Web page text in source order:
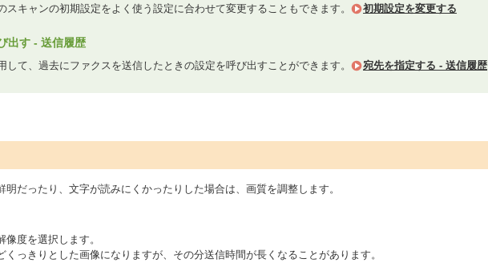
スキャンの初期設定をよく使う設定に合わせて変更することもできます。 初期設定を変更する
出す - 送信履歴
して、過去にファクスを送信したときの設定を呼び出すことができます。 宛先を指定する - 送信履歴
明だったり、文字が読みにくかったりした場合は、画質を調整します。
度を選択します。
くっきりとした画像になりますが、その分送信時間が長くなることがあります。